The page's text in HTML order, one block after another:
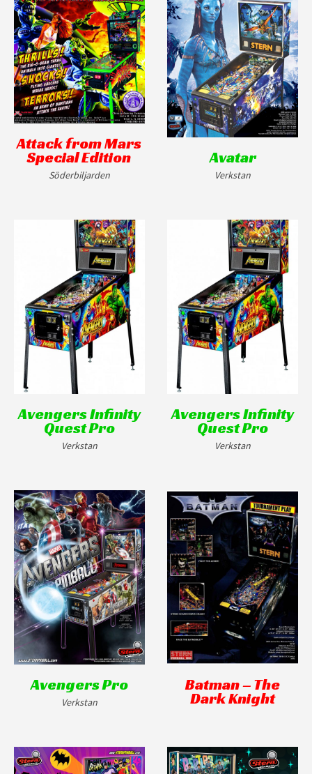
Attack from Mars
Special Edition
Söderbiljarden
Avatar
Verkstan
Avengers Infinity
Quest Pro
Verkstan
Avengers Infinity
Quest Pro
Verkstan
Avengers Pro
Verkstan
Batman – The
Dark Knight